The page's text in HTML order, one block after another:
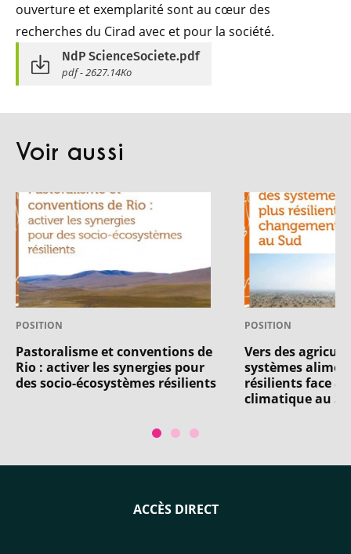
ouverture et exemplarité sont au cœur des
recherches du Cirad avec et pour la société.
NdP ScienceSociete.pdf
pdf - 2627.14Ko
Voir aussi
POSITION
Pastoralisme et conventions de
Rio : activer les synergies pour
des socio-écosystèmes résilients
POSITION
Vers des
systèmes
résilients face
climatique au
ACCÈS DIRECT